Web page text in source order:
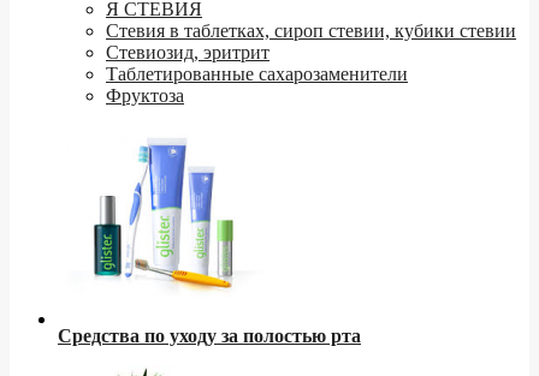
Я СТЕВИЯ
Стевия в таблетках, сироп стевии, кубики стевии
Стевиозид, эритрит
Таблетированные сахарозаменители
Фруктоза
Средства по уходу за полостью рта